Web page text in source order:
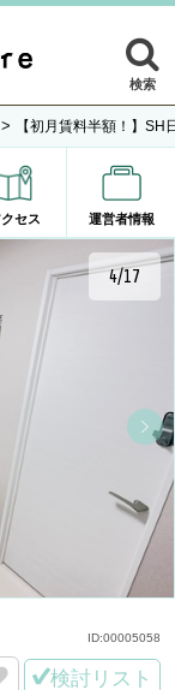
検索
> 【初月賃料半額！】SH
セス 運営者情報
4/17
検討リスト
ID:00005058